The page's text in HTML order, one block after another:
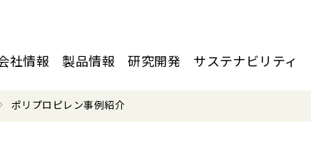
社情報 製品情報 研究開発 サステナビリティ
ポリプロピレン事例紹介